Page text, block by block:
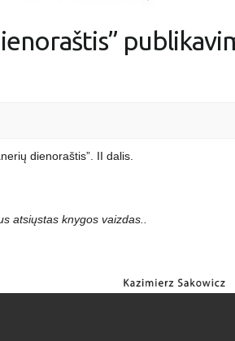
dienoraštis”. II dalis.
atsiųstas knygos vaizdas..